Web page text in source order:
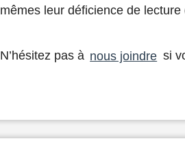
mêmes leur déficience de lecture
N’hésitez pas à nous joindre si